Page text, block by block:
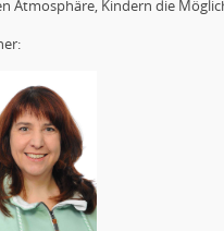
Atmosphäre, Kindern die